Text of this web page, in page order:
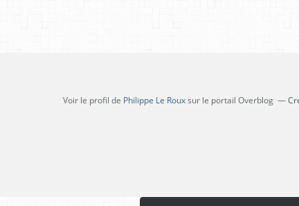
Voir le profil de Philippe Le Rouxsur le portail Overblog